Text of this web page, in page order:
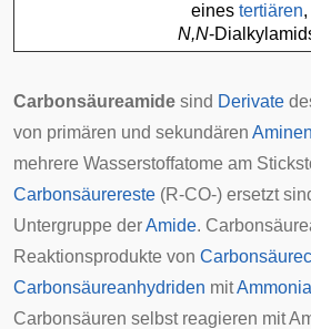
eines tertiären,
N,N-
Carbonsäureamide sind Derivate
von primären und sekundären Aminen
mehrere Wasserstoffatome am
Carbonsäurereste (R-CO-) ersetzt
Untergruppe derAmide.
Reaktionsprodukte von
Carbonsäureanhydriden mit
Carbonsäuren selbst reagieren mit